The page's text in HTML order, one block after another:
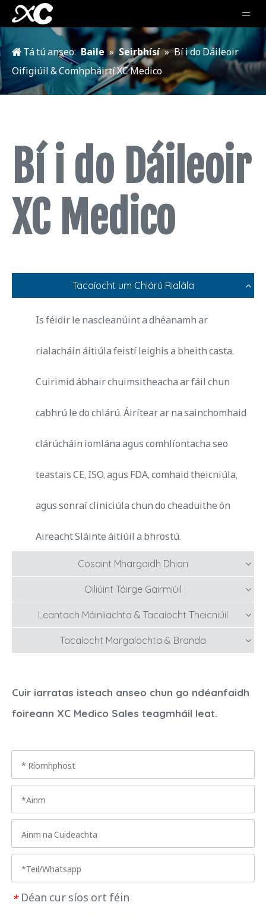
Tá tú anseo: Baile » Seirbhísí » Bí i do Dáileoir
Oifigiúil & Comhpháirtí XC Medico
Bí i do Dáileoir
XC Medico
Tacaíocht um Chlárú Rialála
Is féidir le nascleanúint a dhéanamh ar
rialacháin áitiúla feistí leighis a bheith casta.
Cuirimid ábhair chuimsitheacha ar fáil chun
cabhrú le do chlárú. Áirítear ar na sainchomhaid
clárúcháin iomlána agus comhlíontacha seo
teastais CE, ISO, agus FDA, comhaid theicniúla,
agus sonraí cliniciúla chun do cheaduithe ón
Aireacht Sláinte áitiúil a bhrostú.
Cosaint Mhargaidh Dhian
Oiliúint Táirge Gairmiúil
Leantach Máinliachta & Tacaíocht Theicniúil
Tacaíocht Margaíochta & Branda
Cuir iarratas isteach anseo chun go ndéanfaidh
foireann XC Medico Sales teagmháil leat.
* Déan cur síos ort féin